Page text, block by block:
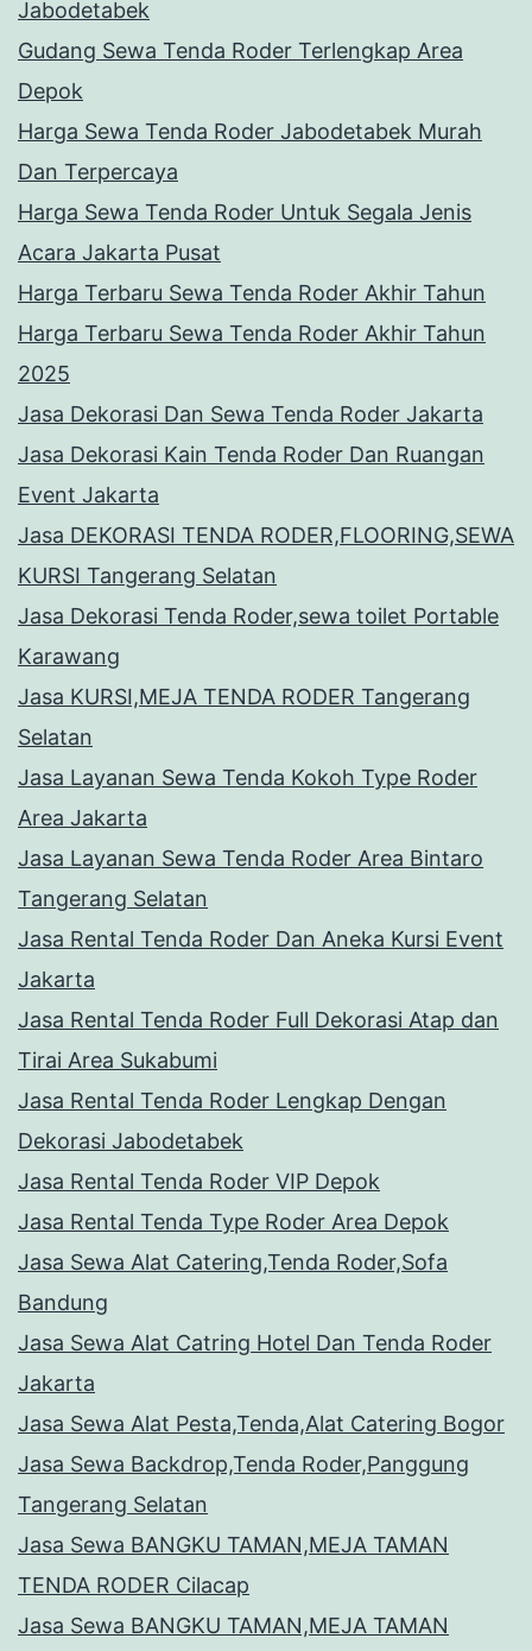
Jabodetabek
Gudang Sewa Tenda Roder Terlengkap Area
Depok
Harga Sewa Tenda Roder Jabodetabek Murah
Dan Terpercaya
Harga Sewa Tenda Roder Untuk Segala Jenis
Acara Jakarta Pusat
Harga Terbaru Sewa Tenda Roder Akhir Tahun
Harga Terbaru Sewa Tenda Roder Akhir Tahun
2025
Jasa Dekorasi Dan Sewa Tenda Roder Jakarta
Jasa Dekorasi Kain Tenda Roder Dan Ruangan
Event Jakarta
Jasa DEKORASI TENDA RODER,FLOORING,SEWA
KURSI Tangerang Selatan
Jasa Dekorasi Tenda Roder,sewa toilet Portable
Karawang
Jasa KURSI,MEJA TENDA RODER Tangerang
Selatan
Jasa Layanan Sewa Tenda Kokoh Type Roder
Area Jakarta
Jasa Layanan Sewa Tenda Roder Area Bintaro
Tangerang Selatan
Jasa Rental Tenda Roder Dan Aneka Kursi Event
Jakarta
Jasa Rental Tenda Roder Full Dekorasi Atap dan
Tirai Area Sukabumi
Jasa Rental Tenda Roder Lengkap Dengan
Dekorasi Jabodetabek
Jasa Rental Tenda Roder VIP Depok
Jasa Rental Tenda Type Roder Area Depok
Jasa Sewa Alat Catering,Tenda Roder,Sofa
Bandung
Jasa Sewa Alat Catring Hotel Dan Tenda Roder
Jakarta
Jasa Sewa Alat Pesta,Tenda,Alat Catering Bogor
Jasa Sewa Backdrop,Tenda Roder,Panggung
Tangerang Selatan
Jasa Sewa BANGKU TAMAN,MEJA TAMAN
TENDA RODER Cilacap
Jasa Sewa BANGKU TAMAN,MEJA TAMAN